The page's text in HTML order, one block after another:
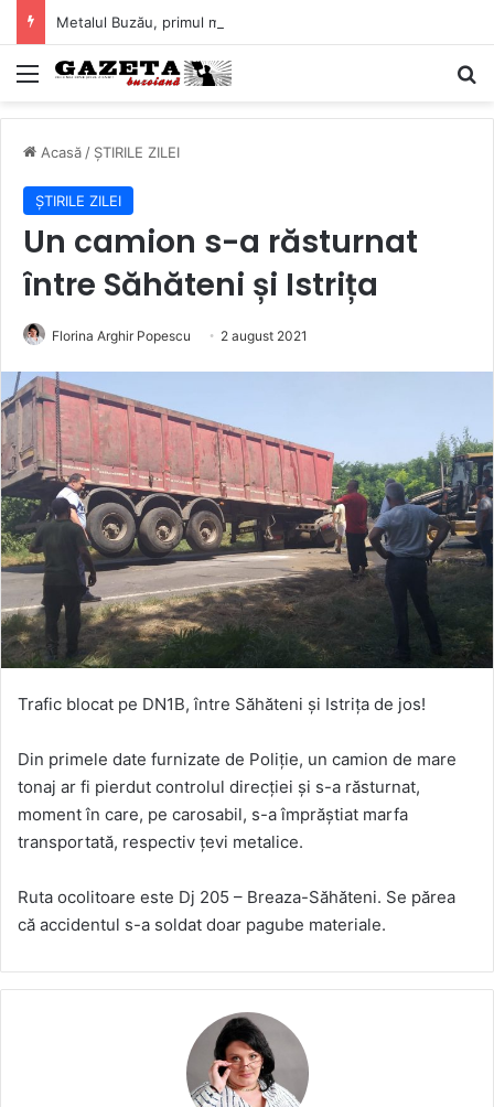
Mediu
Acasă / ȘTIRILE ZILEI
ȘTIRILE ZILEI
Un camion s-a răsturnat
între Săhăteni și Istrița
Florina Arghir Popescu 2 august 2021
Trafic blocat pe DN1B, între Săhăteni și Istrița de jos!
Din primele date furnizate de Poliție, un camion de mare
tonaj ar fi pierdut controlul direcției și s-a răsturnat,
moment în care, pe carosabil, s-a împrăștiat marfa
transportată, respectiv țevi metalice.
Ruta ocolitoare este Dj 205 – Breaza-Săhăteni. Se părea
că accidentul s-a soldat doar pagube materiale.